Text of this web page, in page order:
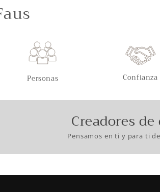
Personas Confianza
Creadores
Pensamos en ti y para ti